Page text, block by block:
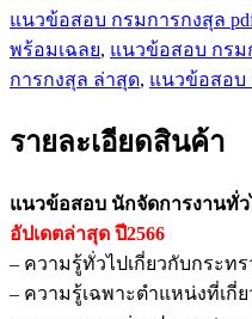
แนวข้อสอบ กรมการกงสุล
พร้อมเฉลย, แนวข้อสอบ กรม
การกงสุล ล่าสุด, แนวข้อสอบ
รายละเอียดสินค้า
แนวข้อสอบ นักจัดการงานทั่
อัปเดตล่าสุด ปี2566
– ความรู้ทั่วไปเกี่ยวกับกระท
– ความรู้เฉพาะตำแหน่งที่เกี่